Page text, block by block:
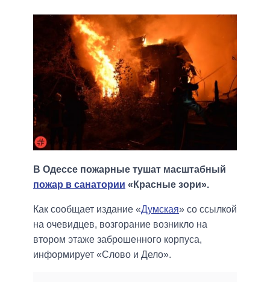
В Одессе пожарные тушат масштабный
пожар в санатории «Красные зори».
Как сообщает издание «Думская» со ссылкой
на очевидцев, возгорание возникло на
втором этаже заброшенного корпуса,
информирует «Слово и Дело».